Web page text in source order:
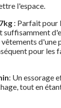
l'espace.
: Parfait pour
suffisamment
vêtements d'une
pour les
: Un essorage
tout en